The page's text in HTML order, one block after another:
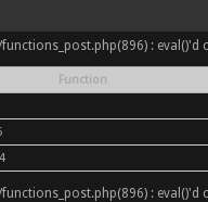
: eval()'d
Function
: eval()'d